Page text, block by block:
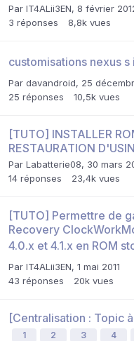
Par IT4ALii3EN, 8 février
3 réponses 8,8k vues
customisations nexus
Par davandroid, 25
25 réponses 10,5k vues
[TUTO] INSTALLER
RESTAURATION
Par Labatterie08, 30 mars
14 réponses 23,4k vues
[TUTO] Permettre de
Recovery
4.0.x et 4.1.x en ROM
Par IT4ALii3EN, 1 mai 2011
43 réponses 20k vues
[Centralisation : Topic
1 2 3 4